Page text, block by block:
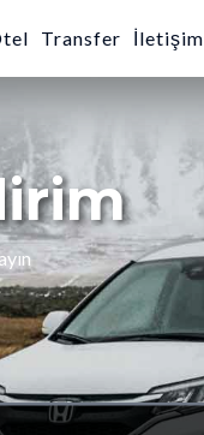
Transfer İletişim